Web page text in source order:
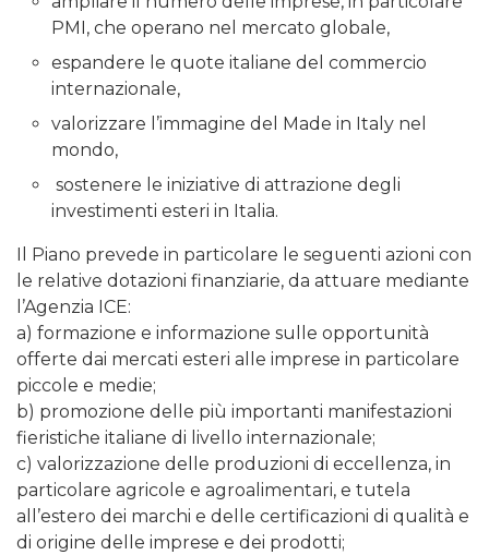
PMI, che operano nel mercato globale,
espandere le quote italiane del commercio
internazionale,
valorizzare l’immagine del Made in Italy nel
mondo,
sostenere le iniziative di attrazione degli
investimenti esteri in Italia.
Il Piano prevede in particolare le seguenti azioni con
le relative dotazioni finanziarie, da attuare mediante
l’Agenzia ICE:
a) formazione e informazione sulle opportunità
offerte dai mercati esteri alle imprese in particolare
piccole e medie;
b) promozione delle più importanti manifestazioni
fieristiche italiane di livello internazionale;
c) valorizzazione delle produzioni di eccellenza, in
particolare agricole e agroalimentari, e tutela
all’estero dei marchi e delle certificazioni di qualità e
di origine delle imprese e dei prodotti;